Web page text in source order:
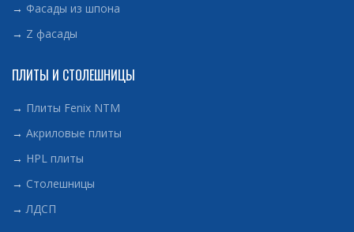
→ Фасады из шпона
→ Z фасады
ПЛИТЫ И СТОЛЕШНИЦЫ
→ Плиты Fenix NTM
→ Акриловые плиты
→ HPL плиты
→ Столешницы
→ЛДСП